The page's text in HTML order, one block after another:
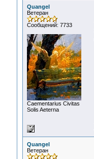
Quangel
Ветеран
Сообщений: 7733
Сaementarius Civitas
Solis Aeterna
Quangel
Ветеран